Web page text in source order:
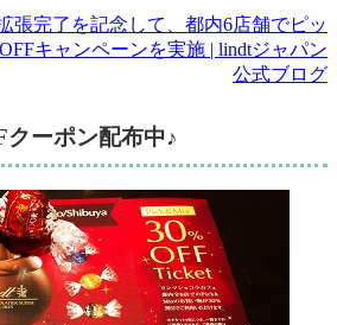
張完了を記念して、都内6店舗でピッ
キャンペーンを実施 | lindtジャパン
公式ブログ
ーポン配布中♪